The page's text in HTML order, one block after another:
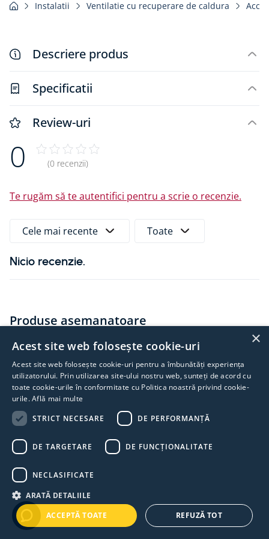
Instalatii Ventilatie cu recuperare de caldura
Descriere produs
Specificatii
Review-uri
0 (0 recenzii)
Te rugăm să te autentifici pentru a scrie o recenzie.
Cele mai recente Toate
Nicio recenzie.
Produse asemanatoare
×
Acest site web folosește cookie-uri
Acest site web folosește cookie-uri pentru a îmbunătăți experiența
utilizatorului. Prin utilizarea site-ului nostru web, sunteți de acord cu
toate cookie-urile în conformitate cu Politica noastră privind cookie-
urile.Află mai multe
STRICT NECESARE
DE PERFORMANȚĂ
DE TARGETARE DE FUNCŢIONALITATE
NECLASIFICATE
ARATĂ DETALIILE
ACCEPTĂ TOATE
REFUZĂ TOT